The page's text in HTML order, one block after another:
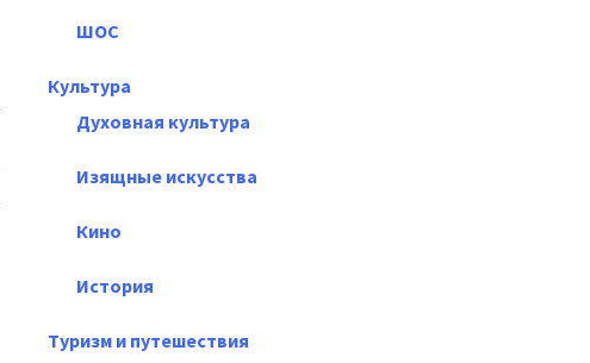
ШОС
Культура
Духовная культура
Изящные искусства
Кино
История
Туризм и путешествия